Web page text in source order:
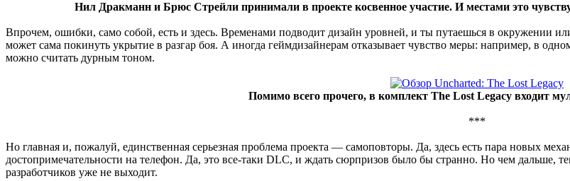
Нил Дракманн и Брюс Стрейли принимали в проекте косвенное участие. И местами это
Впрочем, ошибки, само собой, есть и здесь. Временами подводит дизайн уровней, и ты путаешься в окружении
может сама покинуть укрытие в разгар боя. А иногда геймдизайнерам отказывает чувство меры: например, в
можно считать дурным тоном.
Помимо всего прочего, в комплект The Lost Legacy входит
***
Но главная и, пожалуй, единственная серьезная проблема проекта — самоповторы. Да, здесь есть пара новых
достопримечательности на телефон. Да, это все-таки DLC, и ждать сюрпризов было бы странно. Но чем дальше,
разработчиков уже не выходит.